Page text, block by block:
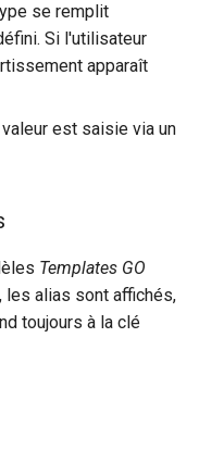
se remplit
Si l'utilisateur
apparaît
valeur est saisie via un
Templates GO
les alias sont affichés,
toujours à la clé